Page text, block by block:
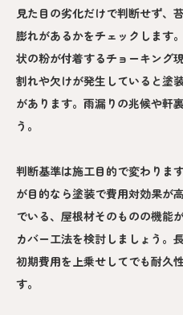
見た目の劣化だけで判断せず、
膨れがあるかをチェックします
状の粉が付着するチョーキング
割れや欠けが発生していると塗
があります。雨漏りの兆候や軒
う。
判断基準は施工目的で変わりま
が目的なら塗装で費用対効果が
でいる、屋根材そのものの機能
カバー工法を検討しましょう。
初期費用を上乗せしてでも耐久
す。